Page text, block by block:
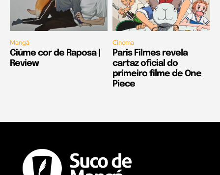
Mangá
Ciúme cor de Raposa |
Review
Cinema
Paris Filmes revela
cartaz oficial do
primeiro filme de One
Piece